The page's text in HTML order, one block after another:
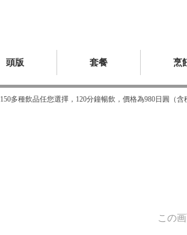
頭版 套餐 烹
150多種飲品任您選擇，120分鐘暢飲，價格為980日圓（
この